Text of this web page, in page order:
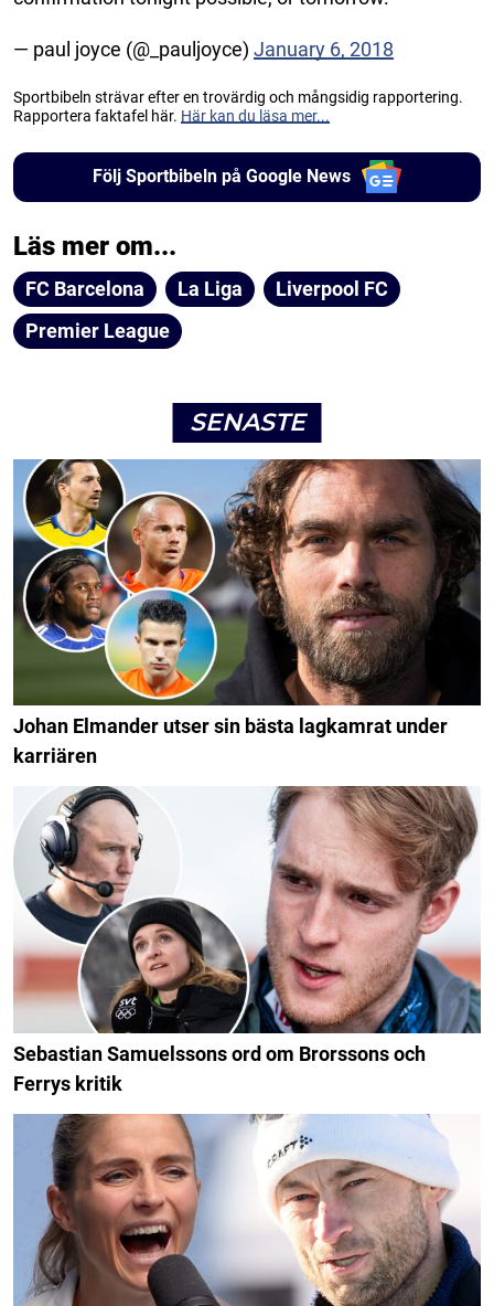
— paul joyce (@_pauljoyce) January 6, 2018
Sportbibeln strävar efter en trovärdig och mångsidig rapportering.
Rapportera faktafel här. Här kan du läsa mer...
Följ Sportbibeln på Google News
Läs mer om...
FC Barcelona La Liga
Liverpool FC
Premier League
SENASTE
Johan Elmander utser sin bästa lagkamrat under
karriären
Sebastian Samuelssons ord om Brorssons och
Ferrys kritik